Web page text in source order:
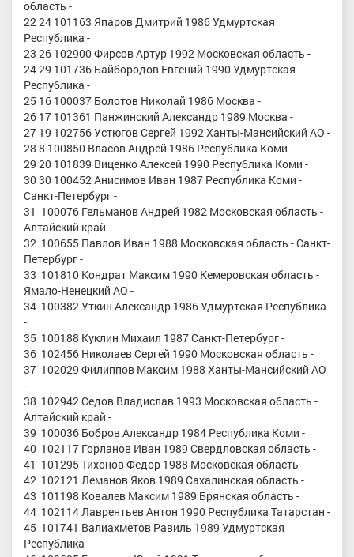
область -
22 24 101163 Япаров Дмитрий 1986 Удмуртская
Республика -
23 26 102900 Фирсов Артур 1992 Московская область -
24 29 101736 Байбородов Евгений 1990 Удмуртская
Республика -
25 16 100037 Болотов Николай 1986 Москва -
26 17 101361 Панжинский Александр 1989 Москва -
27 19 102756 Устюгов Сергей 1992 Ханты-Мансийский АО -
28 8 100850 Власов Андрей 1986 Республика Коми -
29 20 101839 Виценко Алексей 1990 Республика Коми -
30 30 100452 Анисимов Иван 1987 Республика Коми -
Санкт-Петербург -
31 100076 Гельманов Андрей 1982 Московская область -
Алтайский край -
32 100655 Павлов Иван 1988 Московская область - Санкт-
Петербург -
33 101810 Кондрат Максим 1990 Кемеровская область -
Ямало-Ненецкий АО -
34 100382 Уткин Александр 1986 Удмуртская Республика
-
35 100188 Куклин Михаил 1987 Санкт-Петербург -
36 102456 Николаев Сергей 1990 Московская область -
37 102029 Филиппов Максим 1988 Ханты-Мансийский АО
-
38 102942 Седов Владислав 1993 Московская область -
Алтайский край -
39 100036 Бобров Александр 1984 Республика Коми -
40 102117 Горланов Иван 1989 Свердловская область -
41 101295 Тихонов Федор 1988 Московская область -
42 102121 Леманов Яков 1989 Сахалинская область -
43 101198 Ковалев Максим 1989 Брянская область -
44 102114 Лаврентьев Антон 1990 Республика Татарстан -
45 101741 Валиахметов Равиль 1989 Удмуртская
Республика -